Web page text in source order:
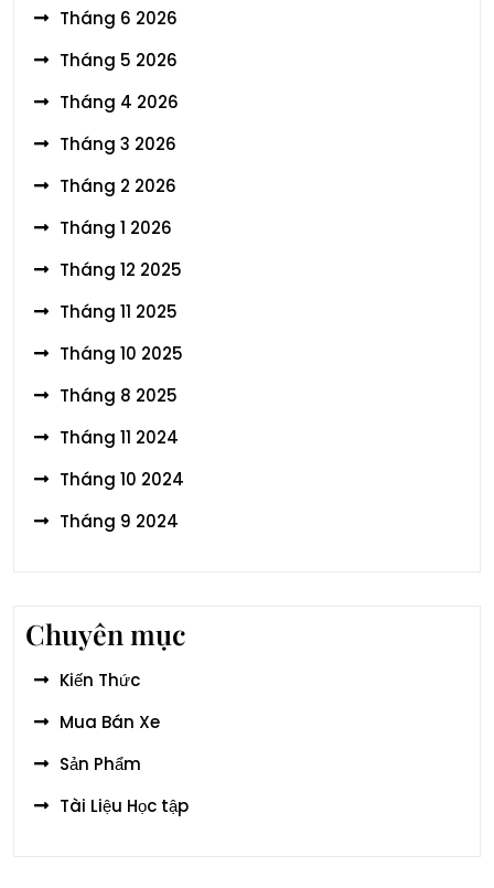
Tháng 6 2026
Tháng 5 2026
Tháng 4 2026
Tháng 3 2026
Tháng 2 2026
Tháng 1 2026
Tháng 12 2025
Tháng 11 2025
Tháng 10 2025
Tháng 8 2025
Tháng 11 2024
Tháng 10 2024
Tháng 9 2024
Chuyên mục
Kiến Thức
Mua Bán Xe
Sản Phẩm
Tài Liệu Học tập